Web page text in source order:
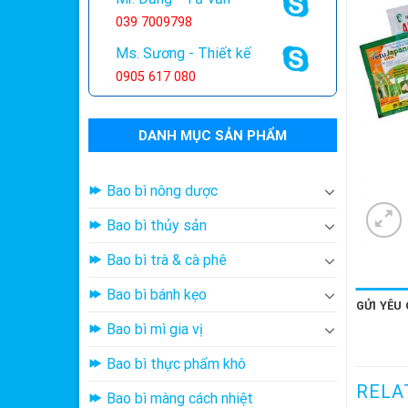
039 7009798
Ms. Sương - Thiết kế
0905 617 080
DANH MỤC SẢN PHẨM
Bao bì nông dược
Bao bì thủy sản
Bao bì trà & cà phê
Bao bì bánh kẹo
Bao bì mì gia vị
Bao bì thực phẩm khô
Bao bì màng cách nhiệt
GỬI YÊU